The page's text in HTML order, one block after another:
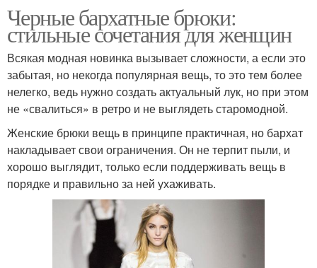
Черные бархатные брюки:
стильные сочетания для женщин
Всякая модная новинка вызывает сложности, а если это
забытая, но некогда популярная вещь, то это тем более
нелегко, ведь нужно создать актуальный лук, но при этом
не «свалиться» в ретро и не выглядеть старомодной.
Женские брюки вещь в принципе практичная, но бархат
накладывает свои ограничения. Он не терпит пыли, и
хорошо выглядит, только если поддерживать вещь в
порядке и правильно за ней ухаживать.